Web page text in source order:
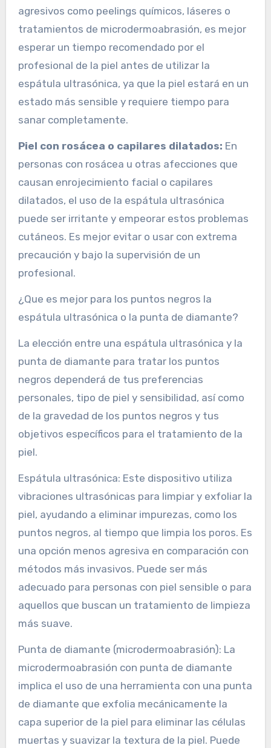
agresivos como peelings químicos, láseres o
tratamientos de microdermoabrasión, es mejor
esperar un tiempo recomendado por el
profesional de la piel antes de utilizar la
espátula ultrasónica, ya que la piel estará en un
estado más sensible y requiere tiempo para
sanar completamente.
Piel con rosácea o capilares dilatados: En
personas con rosácea u otras afecciones que
causan enrojecimiento facial o capilares
dilatados, el uso de la espátula ultrasónica
puede ser irritante y empeorar estos problemas
cutáneos. Es mejor evitar o usar con extrema
precaución y bajo la supervisión de un
profesional.
¿Que es mejor para los puntos negros la
espátula ultrasónica o la punta de diamante?
La elección entre una espátula ultrasónica y la
punta de diamante para tratar los puntos
negros dependerá de tus preferencias
personales, tipo de piel y sensibilidad, así como
de la gravedad de los puntos negros y tus
objetivos específicos para el tratamiento de la
piel.
Espátula ultrasónica: Este dispositivo utiliza
vibraciones ultrasónicas para limpiar y exfoliar la
piel, ayudando a eliminar impurezas, como los
puntos negros, al tiempo que limpia los poros. Es
una opción menos agresiva en comparación con
métodos más invasivos. Puede ser más
adecuado para personas con piel sensible o para
aquellos que buscan un tratamiento de limpieza
más suave.
Punta de diamante (microdermoabrasión): La
microdermoabrasión con punta de diamante
implica el uso de una herramienta con una punta
de diamante que exfolia mecánicamente la
capa superior de la piel para eliminar las células
muertas y suavizar la textura de la piel. Puede